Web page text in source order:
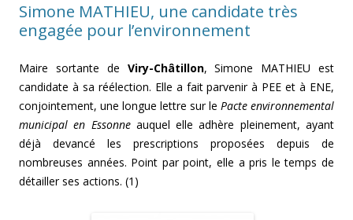
Simone MATHIEU, une candidate très
engagée pour l’environnement
Maire sortante de Viry-Châtillon, Simone MATHIEU est
candidate à sa réélection. Elle a fait parvenir à PEE et à ENE,
conjointement, une longue lettre sur le Pacte environnemental
municipal en Essonneauquel elle adhère pleinement, ayant
déjà devancé les prescriptions proposées depuis de
nombreuses années. Point par point, elle a pris le temps de
détailler ses actions. (1)